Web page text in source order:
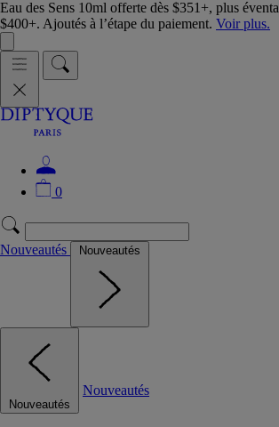
Eau des Sens 10ml offerte dès $351+, plus
$400+. Ajoutés à l’étape du paiement. Voir plus.
0
Nouveautés Nouveautés
Nouveautés
Nouveautés